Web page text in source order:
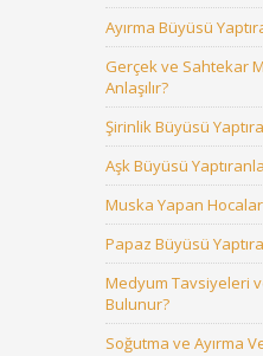
Ayırma Büyüsü
Gerçek ve Sahtekar
Anlaşılır?
Şirinlik Büyüsü
Aşk Büyüsü
Muska Yapan Hocalar
Papaz Büyüsü
Medyum Tavsiyeleri
Bulunur?
Soğutma ve Ayırma